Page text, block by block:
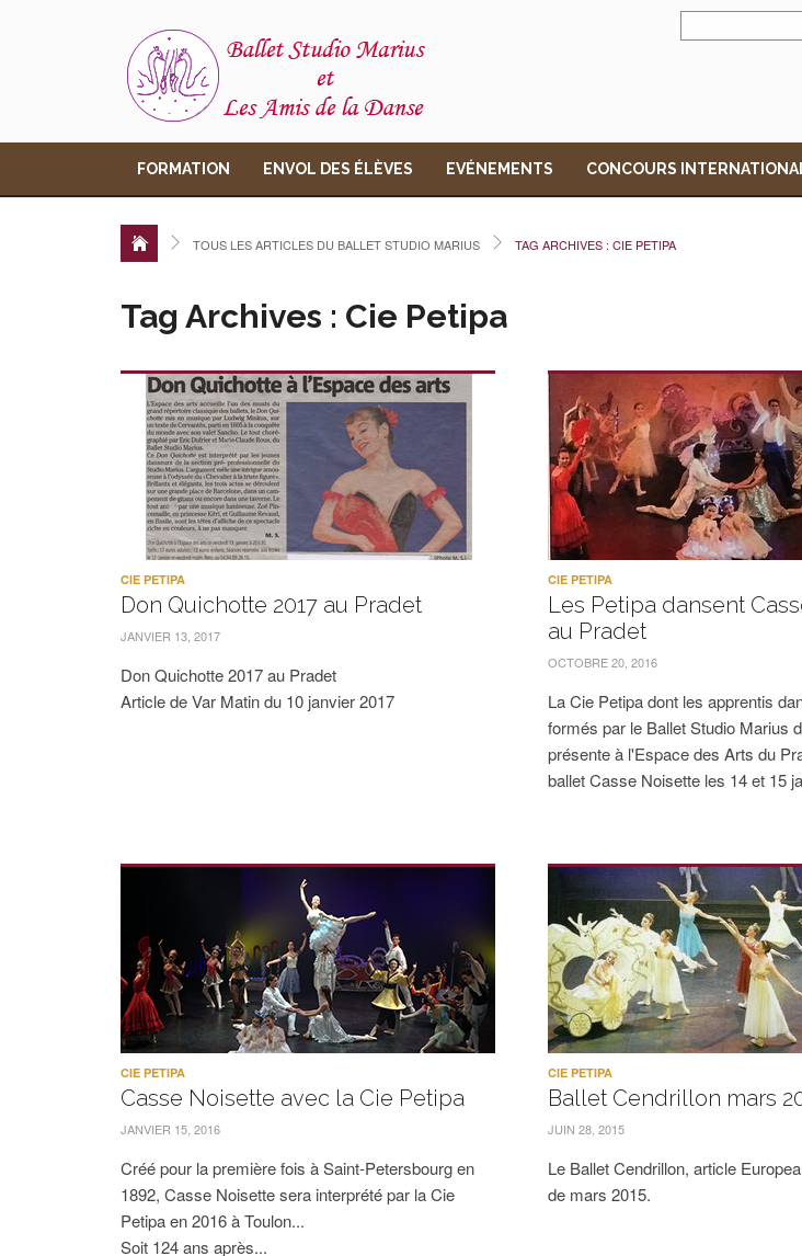
FORMATION ENVOL DES ÉLÈVES EVÉNEMENTS CONCOURS
TOUS LES ARTICLES DU BALLET STUDIO MARIUS TAG ARCHIVES : CIE PETIPA
Tag Archives : Cie Petipa
CIE PETIPA
Don Quichotte 2017 au Pradet
JANVIER 13, 2017
Don Quichotte 2017 au Pradet
Article de Var Matin du 10 janvier 2017
CIE PETIPA
Les Petipa dansent
au Pradet
OCTOBRE 20, 2016
La Cie Petipa dont les apprentis
formés par le Ballet Studio Marius
présente à l'Espace des Arts du
ballet Casse Noisette les 14 et 15
CIE PETIPA
Casse Noisette avec la Cie Petipa
JANVIER 15, 2016
Créé pour la première fois à Saint-Petersbourg en
1892, Casse Noisette sera interprété par la Cie
Petipa en 2016 à Toulon...
Soit 124 ans après...
CIE PETIPA
Ballet Cendrillon mars
JUIN 28, 2015
Le Ballet Cendrillon, article
de mars 2015.